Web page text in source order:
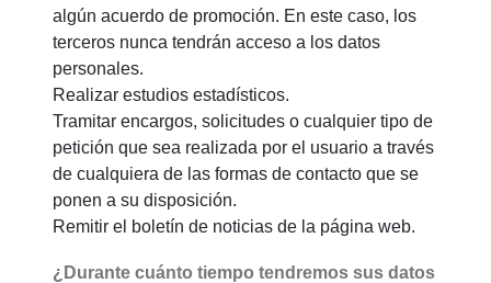
algún acuerdo de promoción. En este caso, los
terceros nunca tendrán acceso a los datos
personales.
Realizar estudios estadísticos.
Tramitar encargos, solicitudes o cualquier tipo de
petición que sea realizada por el usuario a través
de cualquiera de las formas de contacto que se
ponen a su disposición.
Remitir el boletín de noticias de la página web.
¿Durante cuánto tiempo tendremos sus datos